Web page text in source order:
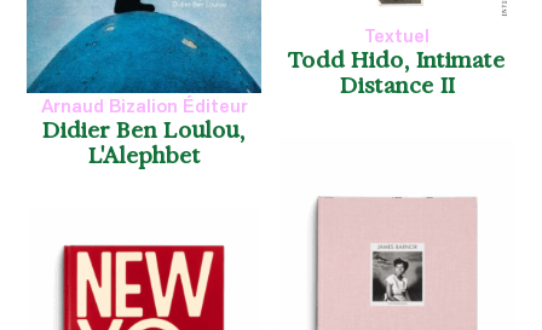
Textuel
Todd Hido, Intimate
Distance II
Arnaud Bizalion Éditeur
Didier Ben Loulou,
L'Alephbet